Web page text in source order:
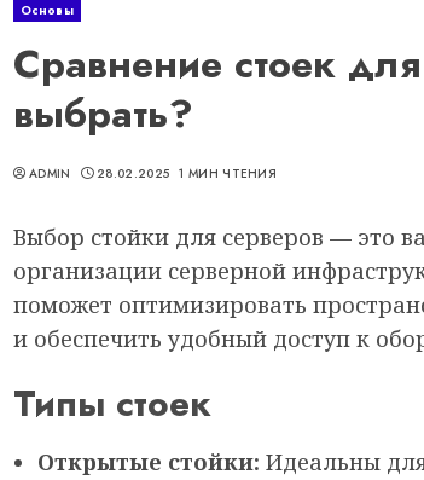
Основы
Сравнение стоек
выбрать?
ADMIN 28.02.2025 1 МИН ЧТЕНИЯ
Выбор стойки для серверов — это
организации серверной
поможет оптимизировать
и обеспечить удобный доступ к
Типы стоек
Открытые стойки: Идеальны